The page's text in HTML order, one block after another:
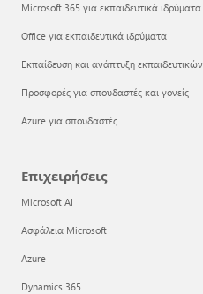
Microsoft 365 για εκπαιδευτικά ιδρύματα
Office για εκπαιδευτικά ιδρύματα
Εκπαίδευση και ανάπτυξη εκπαιδευτικών
Προσφορές για σπουδαστές και γονείς
Azure για σπουδαστές
Επιχειρήσεις
Microsoft AI
Ασφάλεια Microsoft
Azure
Dynamics 365